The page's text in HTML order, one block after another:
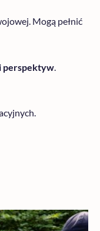
Mogą pełnić
perspektyw